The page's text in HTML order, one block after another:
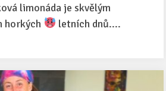
limonáda je skvělým
horkých
letních dnů....